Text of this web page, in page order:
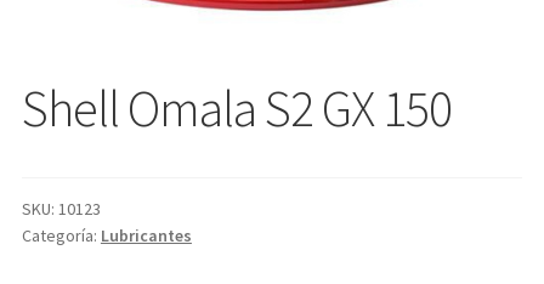
Shell Omala S2 GX 150
SKU: 10123
Categoría: Lubricantes